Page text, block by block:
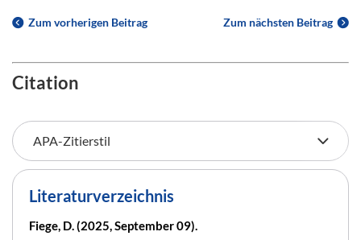
Zum vorherigen Beitrag Zum nächsten Beitrag
Citation
Literaturverzeichnis
Fiege, D. (2025, September 09).